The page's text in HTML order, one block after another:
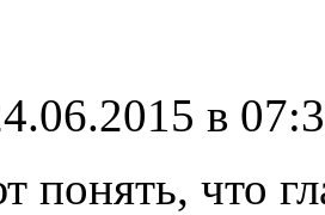
в
понять, что